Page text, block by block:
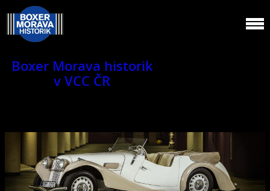
Boxer Morava historik
v VCC ČR
Jsme klub veteránů.